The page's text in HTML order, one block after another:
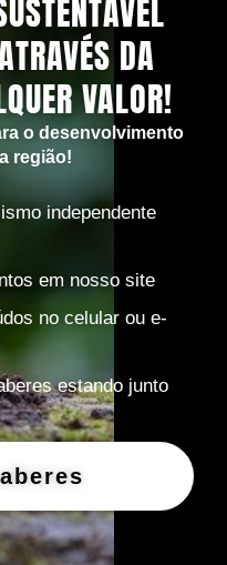
DA
VALOR!
o desenvolvimento
região!
independente
em nosso site
no celular ou e-
estando junto